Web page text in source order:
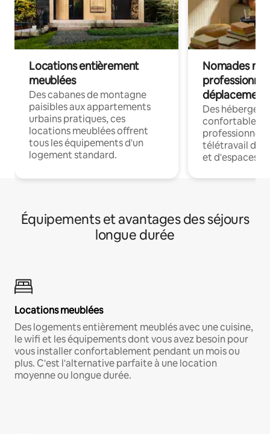
Locations entièrement
meublées
Des cabanes de montagne
paisibles aux appartements
urbains pratiques, ces
locations meublées offrent
tous les équipements d'un
logement standard.
Nomades
déplacement
Des
confortables
professionnels
télétravail
et d'espaces
Équipements et avantages des séjours
longue durée
Locations meublées
Des logements entièrement meublés avec une cuisine,
le wifi et les équipements dont vous avez besoin pour
vous installer confortablement pendant un mois ou
plus. C'est l'alternative parfaite à une location
moyenne ou longue durée.